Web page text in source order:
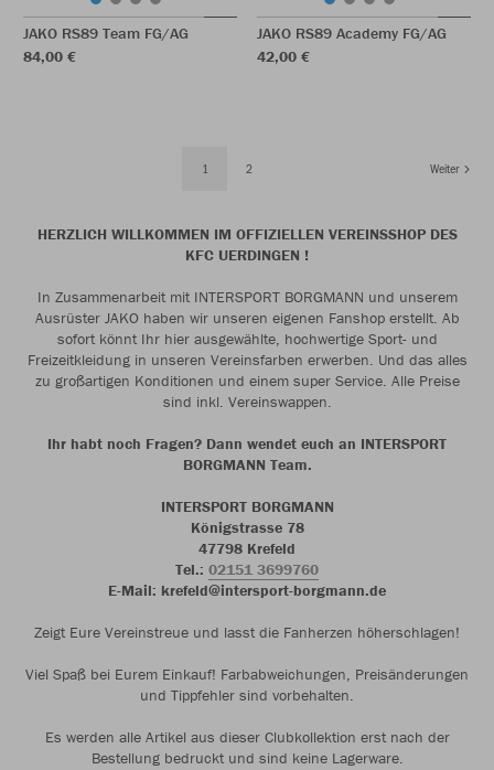
JAKO RS89 Team FG/AG
84,00 €
JAKO RS89 Academy FG/AG
42,00 €
1 2 Weiter
HERZLICH WILLKOMMEN IM OFFIZIELLEN VEREINSSHOP DES
KFC UERDINGEN !
In Zusammenarbeit mit INTERSPORT BORGMANN und unserem
Ausrüster JAKO haben wir unseren eigenen Fanshop erstellt. Ab
sofort könnt Ihr hier ausgewählte, hochwertige Sport- und
Freizeitkleidung in unseren Vereinsfarben erwerben. Und das alles
zu großartigen Konditionen und einem super Service. Alle Preise
sind inkl. Vereinswappen.
Ihr habt noch Fragen? Dann wendet euch an INTERSPORT
BORGMANN Team.
INTERSPORT BORGMANN
Königstrasse 78
47798 Krefeld
Tel.: 02151 3699760
E-Mail: krefeld@intersport-borgmann.de
Zeigt Eure Vereinstreue und lasst die Fanherzen höherschlagen!
Viel Spaß bei Eurem Einkauf! Farbabweichungen, Preisänderungen
und Tippfehler sind vorbehalten.
Es werden alle Artikel aus dieser Clubkollektion erst nach der
Bestellung bedruckt und sind keine Lagerware.